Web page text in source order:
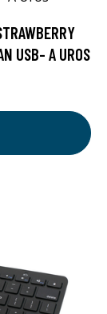
USB- A UROS